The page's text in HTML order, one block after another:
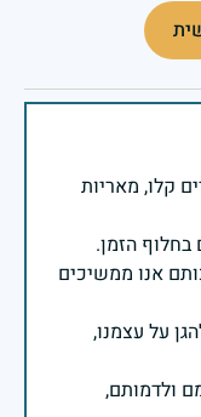
קלו, מאריות
אנו ממשיכים
על עצמנו,
ולדמותם,